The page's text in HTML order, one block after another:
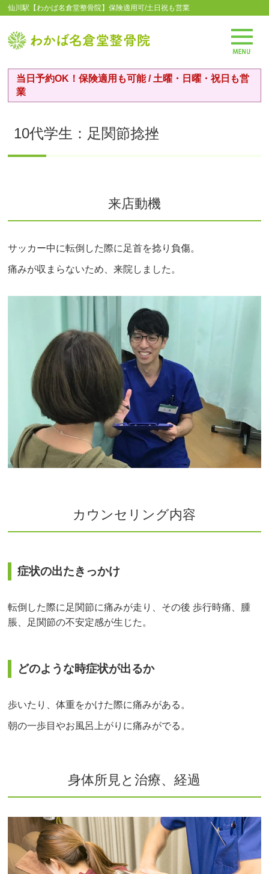
仙川駅【わかば名倉堂整骨院】保険適用可/土日祝も営業
当日予約OK！保険適用も可能 / 土曜・日曜・祝日も営
業
10代学生：足関節捻挫
来店動機
サッカー中に転倒した際に足首を捻り負傷。
痛みが収まらないため、来院しました。
カウンセリング内容
症状の出たきっかけ
転倒した際に足関節に痛みが走り、その後 歩行時痛、腫
脹、足関節の不安定感が生じた。
どのような時症状が出るか
歩いたり、体重をかけた際に痛みがある。
朝の一歩目やお風呂上がりに痛みがでる。
身体所見と治療、経過